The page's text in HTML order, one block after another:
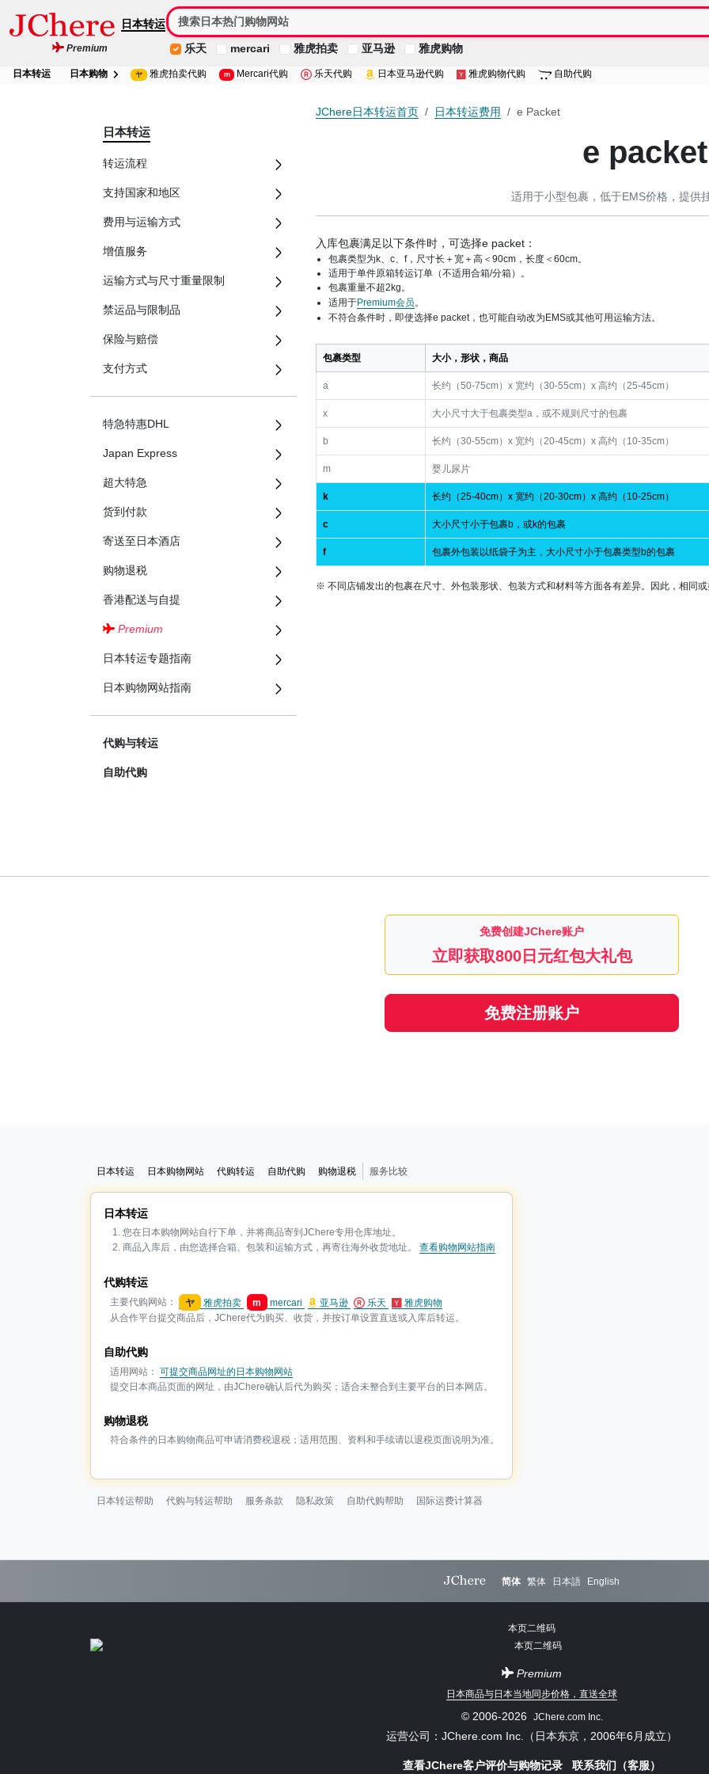
日本转运
乐天
mercari 雅虎拍卖 亚马逊 雅虎购物
Premium
日本转运 日本购物 ヤ 雅虎拍卖代购 m Mercari代购 乐天代购 日本亚马逊代购 雅虎购物代购 自助代购
日本转运
转运流程
支持国家和地区
费用与运输方式
增值服务
运输方式与尺寸重量限制
禁运品与限制品
保险与赔偿
支付方式
特急特惠DHL
Japan Express
超大特急
货到付款
寄送至日本酒店
购物退税
香港配送与自提
Premium
日本转运专题指南
日本购物网站指南
代购与转运
自助代购
JChere日本转运首页 日本转运费用 e Packet
e packet
适用于小型包裹，低于EMS价格，提供
入库包裹满足以下条件时，可选择e packet：
包裹类型为k、c、f，尺寸长＋宽＋高＜90cm，长度＜60cm。
适用于单件原箱转运订单（不适用合箱/分箱）。
包裹重量不超2kg。
适用于Premium会员。
不符合条件时，即使选择e packet，也可能自动改为EMS或其他可用运输方法。
包裹类型 大小，形状，商品
a 长约（50-75cm）x 宽约（30-55cm）x 高约（25-45cm）
x 大小尺寸大于包裹类型a，或不规则尺寸的包裹
b 长约（30-55cm）x 宽约（20-45cm）x 高约（10-35cm）
m 婴儿尿片
k 长约（25-40cm）x 宽约（20-30cm）x 高约（10-25cm）
c 大小尺寸小于包裹b，或k的包裹
f 包裹外包装以纸袋子为主，大小尺寸小于包裹类型b的包裹
※ 不同店铺发出的包裹在尺寸、外包装形状、包装方式和材料等方面各有差异。因此，相同
免费创建JChere账户
立即获取800日元红包大礼包
免费注册账户
日本转运 日本购物网站 代购转运 自助代购 购物退税 服务比较
日本转运
您在日本购物网站自行下单，并将商品寄到JChere专用仓库地址。
商品入库后，由您选择合箱、包装和运输方式，再寄往海外收货地址。 查看购物网站指南
代购转运
主要代购网站： ヤ 雅虎拍卖 m mercari 亚马逊 乐天
雅虎购物
从合作平台提交商品后，JChere代为购买、收货，并按订单设置直送或入库后转运。
自助代购
适用网站： 可提交商品网址的日本购物网站
提交日本商品页面的网址，由JChere确认后代为购买；适合未整合到主要平台的日本网店。
购物退税
符合条件的日本购物商品可申请消费税退税；适用范围、资料和手续请以退税页面说明为准。
日本转运帮助 代购与转运帮助 服务条款 隐私政策 自助代购帮助 国际运费计算器
简体 繁体 日本語 English
本页二维码
Premium
日本商品与日本当地同步价格，直送全球
© 2006-2026 JChere.com Inc.
运营公司：JChere.com Inc.（日本东京，2006年6月成立）
查看JChere客户评价与购物记录 联系我们（客服）